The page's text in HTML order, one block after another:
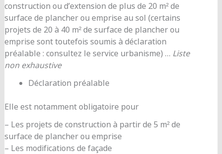
construction ou d’extension de plus de 20 m² de
surface de plancher ou emprise au sol (certains
projets de 20 à 40 m² de surface de plancher ou
emprise sont toutefois soumis à déclaration
préalable : consultez le service urbanisme) … Liste
non exhaustive
Déclaration préalable
Elle est notamment obligatoire pour
– Les projets de construction à partir de 5 m² de
surface de plancher ou emprise
– Les modifications de façade